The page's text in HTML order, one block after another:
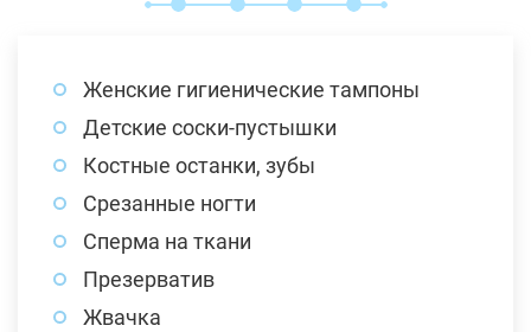
Женские гигиенические тампоны
Детские соски-пустышки
Костные останки, зубы
Срезанные ногти
Сперма на ткани
Презерватив
Жвачка